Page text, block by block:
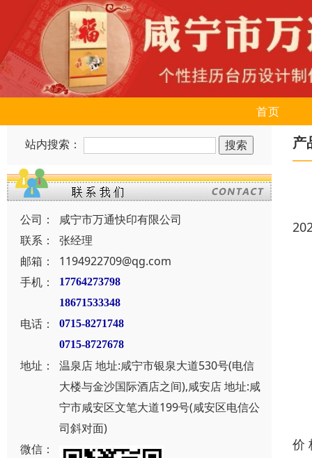
首页
站内搜索：
公司：
咸宁市万通快印有限公司
联系：
张经理
邮箱：
1194922709@qg.com
手机：
17764273798
18671533348
电话：
0715-8271748
0715-8727678
地址：
温泉店 地址:咸宁市银泉大道530号(电信
大楼与金沙国际酒店之间),咸安店 地址:咸
宁市咸安区文笔大道199号(咸安区电信公
司斜对面)
微信：
产
价